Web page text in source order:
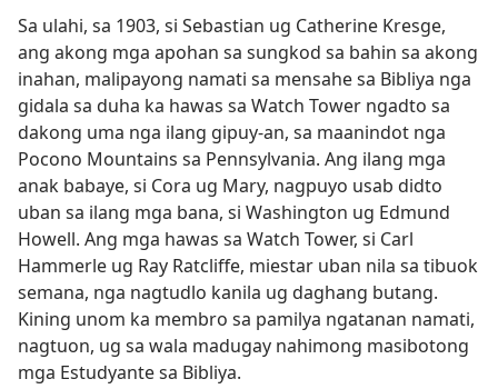
Sa ulahi, sa 1903, si Sebastian ug Catherine Kresge,
ang akong mga apohan sa sungkod sa bahin sa akong
inahan, malipayong namati sa mensahe sa Bibliya nga
gidala sa duha ka hawas sa Watch Tower ngadto sa
dakong uma nga ilang gipuy-an, sa maanindot nga
Pocono Mountains sa Pennsylvania. Ang ilang mga
anak babaye, si Cora ug Mary, nagpuyo usab didto
uban sa ilang mga bana, si Washington ug Edmund
Howell. Ang mga hawas sa Watch Tower, si Carl
Hammerle ug Ray Ratcliffe, miestar uban nila sa tibuok
semana, nga nagtudlo kanila ug daghang butang.
Kining unom ka membro sa pamilya ngatanan namati,
nagtuon, ug sa wala madugay nahimong masibotong
mga Estudyante sa Bibliya.